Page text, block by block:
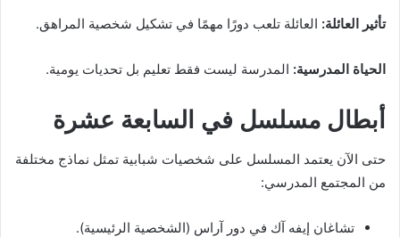
تأثير العائلة: العائلة تلعب دورًا مهمًا في تشكيل شخصية المراهق.
الحياة المدرسية: المدرسة ليست فقط تعليم بل تحديات يومية.
أبطال مسلسل في السابعة عشرة
حتى الآن يعتمد المسلسل على شخصيات شبابية تمثل نماذج مختلفة
من المجتمع المدرسي:
تشاغان إيفه آك في دور آراس (الشخصية الرئيسية).